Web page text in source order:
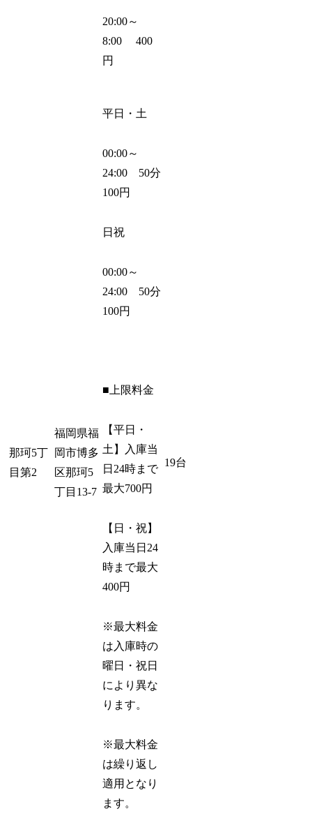
20:00～
8:00 400
円
那珂5丁
目第2
福岡県福
岡市博多
区那珂5
丁目13-7
平日・土
00:00～
24:00 50分
100円
日祝
00:00～
24:00 50分
100円
■上限料金
【平日・
土】入庫当
日24時まで
最大700円
【日・祝】
入庫当日24
時まで最大
400円
※最大料金
は入庫時の
曜日・祝日
により異な
ります。
※最大料金
は繰り返し
適用となり
ます。
19台